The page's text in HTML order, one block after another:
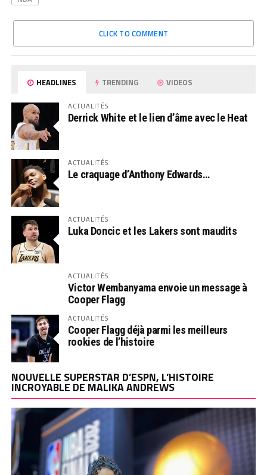
CLICK TO COMMENT
HEADLINES TRENDING VIDEOS
ACTUALITÉS
Derrick White et le lien d’âme avec le Heat
ACTUALITÉS
Le craquage d’Anthony Edwards…
ACTUALITÉS
Luka Doncic et les Lakers sont maudits
ACTUALITÉS
Victor Wembanyama envoie un message à
Cooper Flagg
ACTUALITÉS
Cooper Flagg déjà parmi les meilleurs
rookies de l’histoire
NOUVELLE SUPERSTAR D’ESPN, L’HISTOIRE
INCROYABLE DE MALIKA ANDREWS